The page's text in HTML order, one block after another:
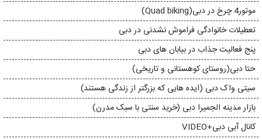
موتور4 چرخ در دبی(Quad biking)
تعطیلات خانوادگی فراموش نشدنی در دبی
پنج فعالیت جذاب در بیابان های دبی
حتا دبی(روستای کوهستانی و تاریخی)
سیتی واک دبی (ایده هایی که بزرگتر از زندگی هستند)
بازار مدینه الجمیرا دبی (خرید سنتی با سبک مدرن)
کانال آبی دبی+VIDEO